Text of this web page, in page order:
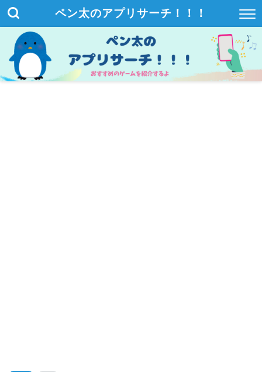
ペン太のアプリサーチ！！！